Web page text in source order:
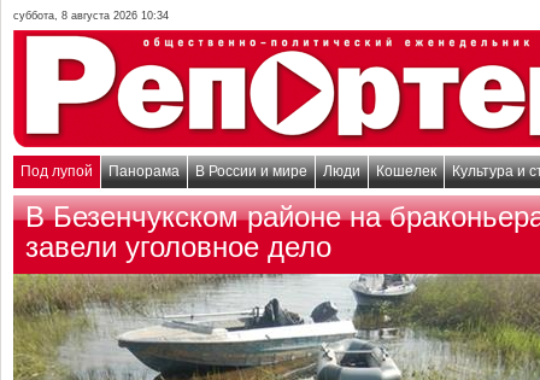
суббота, 8 августа 2026 10:34
Под лупой Панорама В России и мире Люди Кошелек Культура и
В Безенчукском районе на
завели уголовное дело